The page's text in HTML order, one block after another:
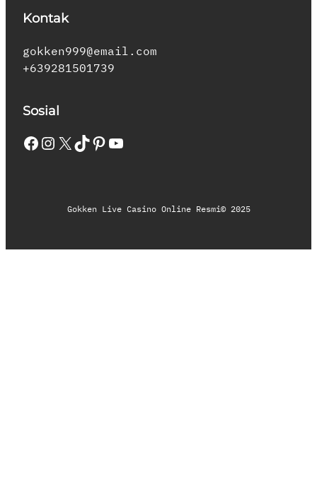
Kontak
gokken999@email.com
+639281501739
Sosial
Facebook Instagram X TikTok Pinterest YouTube
Gokken Live Casino Online Resmi© 2025